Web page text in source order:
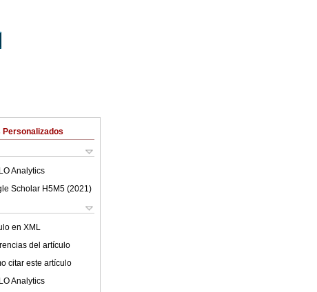
Analytics
Scholar H5M5 (2021 )
en XML
del artículo
citar este artículo
Analytics